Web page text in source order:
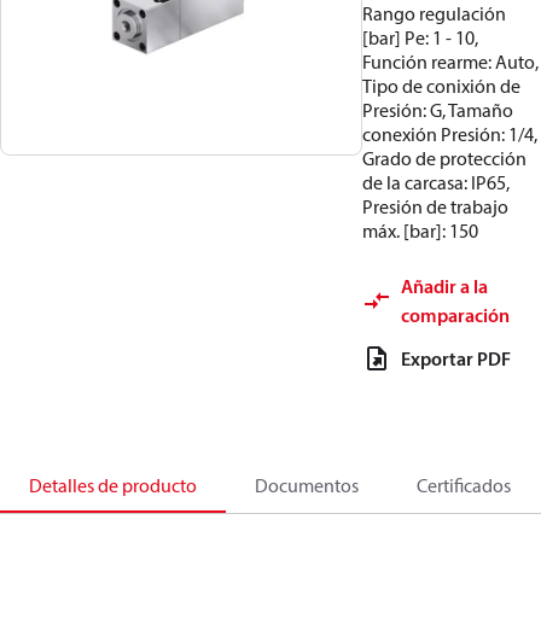
Rango regulación
[bar] Pe: 1 - 10,
Función rearme: Auto,
Tipo de conixión de
Presión: G, Tamaño
conexión Presión: 1/4,
Grado de protección
de la carcasa: IP65,
Presión de trabajo
máx. [bar]: 150
Añadir a la
comparación
Exportar PDF
Detalles de producto Documentos Certificados